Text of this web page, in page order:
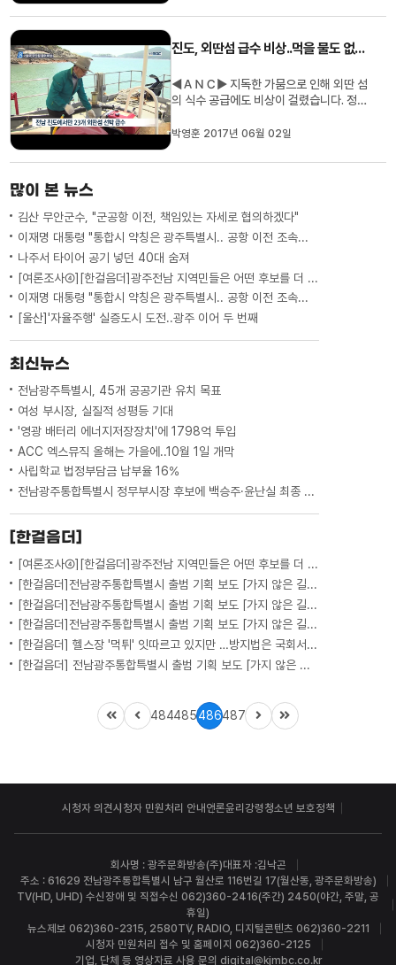
◀ＥＮＤ▶ 섬 안에 27홀 골프장과 리조
2029년까지 1조 원이 투자돼 아...
진도, 외딴섬 급수 비상..먹을 물도 없어요
◀ＡＮＣ▶ 지독한 가뭄으로 인해 외딴 섬
의 식수 공급에도 비상이 걸렸습니다. 정기
을 정도입니다. 박영훈 기자입니다. ◀ＥＮ
서둘러 섬으로 향합니다. 배로 40여 분을
박영훈 2017년 06월 02일
많이 본 뉴스
김산 무안군수, "군공항 이전, 책임있는 자세로 협의하겠다"
이재명 대통령 "통합시 약칭은 광주특별시.. 공항 이전 조속하게"
나주서 타이어 공기 넣던 40대 숨져
[여론조사④][한걸음더]광주전남 지역민들은 어떤 후보를 더 선호할까.. 변수는?
이재명 대통령 "통합시 약칭은 광주특별시.. 공항 이전 조속하게"
[울산]'자율주행' 실증도시 도전..광주 이어 두 번째
최신뉴스
전남광주특별시, 45개 공공기관 유치 목표
여성 부시장, 실질적 성평등 기대
'영광 배터리 에너지저장장치'에 1798억 투입
ACC 엑스뮤직 올해는 가을에..10월 1일 개막
사립학교 법정부담금 납부율 16%
전남광주통합특별시 정무부시장 후보에 백승주·윤난실 최종 지명
[한걸음더]
[여론조사④][한걸음더]광주전남 지역민들은 어떤 후보를 더 선호할까.. 변수는?
[한걸음더]전남광주통합특별시 출범 기획 보도 [가지 않은 길] 5편 프랑스 헌법에 새긴 '지방 분권'..전남광주 통합 성공 조건은?
[한걸음더]전남광주통합특별시 출범 기획 보도 [가지 않은 길] 4편 프랑스 지역 통합 10년 성적표
[한걸음더]전남광주통합특별시 출범 기획 보도 [가지 않은 길] 3편 프랑스 통합 10년 지났지만..."우린 여전히 알자스인"
[한걸음더] 헬스장 '먹튀' 잇따르고 있지만 …방지법은 국회서 낮잠
[한걸음더] 전남광주통합특별시 출범 기획 보도 [가지 않은 길] 2편 지방이 주도한 투자..'유럽 상위 5개 지역' 도약 비결은?
484485486487
시청자 의견시청자 민원처리 안내언론윤리강령 청소년 보호정책
회사명 : 광주문화방송(주)대표자 :김낙곤
주소 : 61629 전남광주통합특별시 남구 월산로 116번길 17(월산동, 광주문화방송)
TV(HD, UHD) 수신장애 및 직접수신 062)360-2416(주간) 2450(야간, 주말, 공
휴일)
뉴스제보 062)360-2315, 2580TV, RADIO, 디지털콘텐츠 062)360-2211
시청자 민원처리 접수 및 홈페이지 062)360-2125
기업, 단체 등 영상자료 사용 문의 digital@kjmbc.co.kr